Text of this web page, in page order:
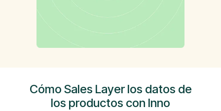
Cómo Sales Layer los datos de
los productos con Inno